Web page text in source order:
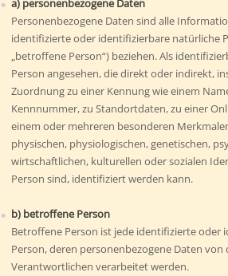
a) personenbezogene Daten
Personenbezogene Daten sind alle
identifizierte oder identifizierbare natürliche
„betroffene Person“) beziehen. Als
Person angesehen, die direkt oder indirekt,
Zuordnung zu einer Kennung wie einem
Kennnummer, zu Standortdaten, zu einer
einem oder mehreren besonderen
physischen, physiologischen, genetischen,
wirtschaftlichen, kulturellen oder sozialen
Person sind, identifiziert werden kann.
b) betroffene Person
Betroffene Person ist jede identifizierte oder
Person, deren personenbezogene Daten
Verantwortlichen verarbeitet werden.